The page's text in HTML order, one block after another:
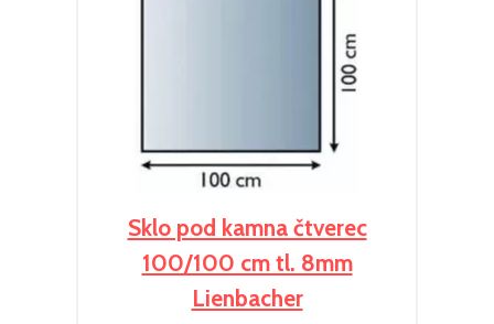
Sklo pod kamna čtverec
100/100 cm tl. 8mm
Lienbacher